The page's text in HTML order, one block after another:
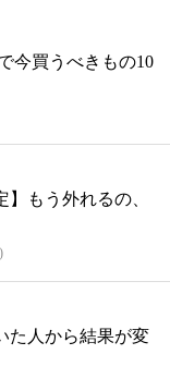
今買うべきもの10
】もう外れるの、
た人から結果が変